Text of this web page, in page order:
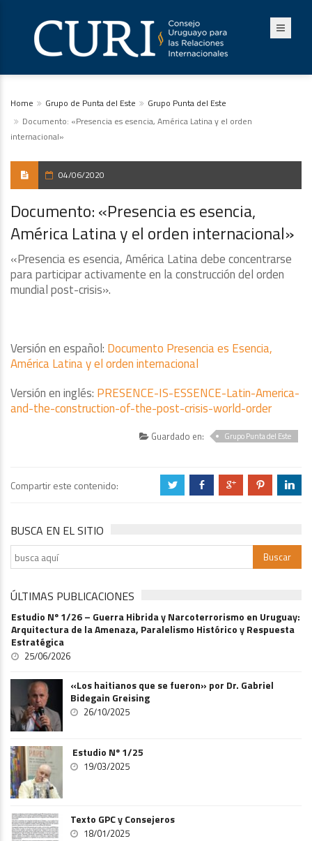
Home Grupo de Punta del Este
Grupo Punta del Este
Documento: «Presencia es esencia, América Latina y el orden
internacional»
04/06/2020
Documento: «Presencia es esencia,
América Latina y el orden internacional»
«Presencia es esencia, América Latina debe concentrarse
para participar activamente en la construcción del orden
mundial post-crisis».
Versión en español: Documento Presencia es Esencia,
América Latina y el orden internacional
Versión en inglés: PRESENCE-IS-ESSENCE-Latin-America-
and-the-construction-of-the-post-crisis-world-order
Guardado en: Grupo Punta del Este
Compartir este contenido: a b c d j
BUSCA EN EL SITIO
ÚLTIMAS PUBLICACIONES
Estudio Nº 1/26 – Guerra Hibrida y Narcoterrorismo en Uruguay:
Arquitectura de la Amenaza, Paralelismo Histórico y Respuesta
Estratégica
25/06/2026
«Los haitianos que se fueron» por Dr. Gabriel
Bidegain Greising
26/10/2025
Estudio Nº 1/25
19/03/2025
Texto GPC y Consejeros
18/01/2025